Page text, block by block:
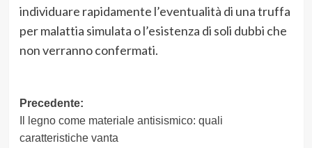
individuare rapidamente l’eventualità di una truffa
per malattia simulata o l’esistenza di soli dubbi che
non verranno confermati.
Navigazione
articolo
Precedente:
Il legno come materiale antisismico: quali
caratteristiche vanta